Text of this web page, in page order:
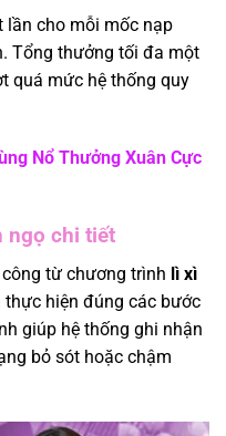
lần cho mỗi mốc nạp
Tổng thưởng tối đa một
quá mức hệ thống quy
Nổ Thưởng Xuân Cực
ngọ chi tiết
từ chương trình lì xì
hiện đúng các bước
giúp hệ thống ghi nhận
bỏ sót hoặc chậm